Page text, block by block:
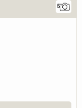
5